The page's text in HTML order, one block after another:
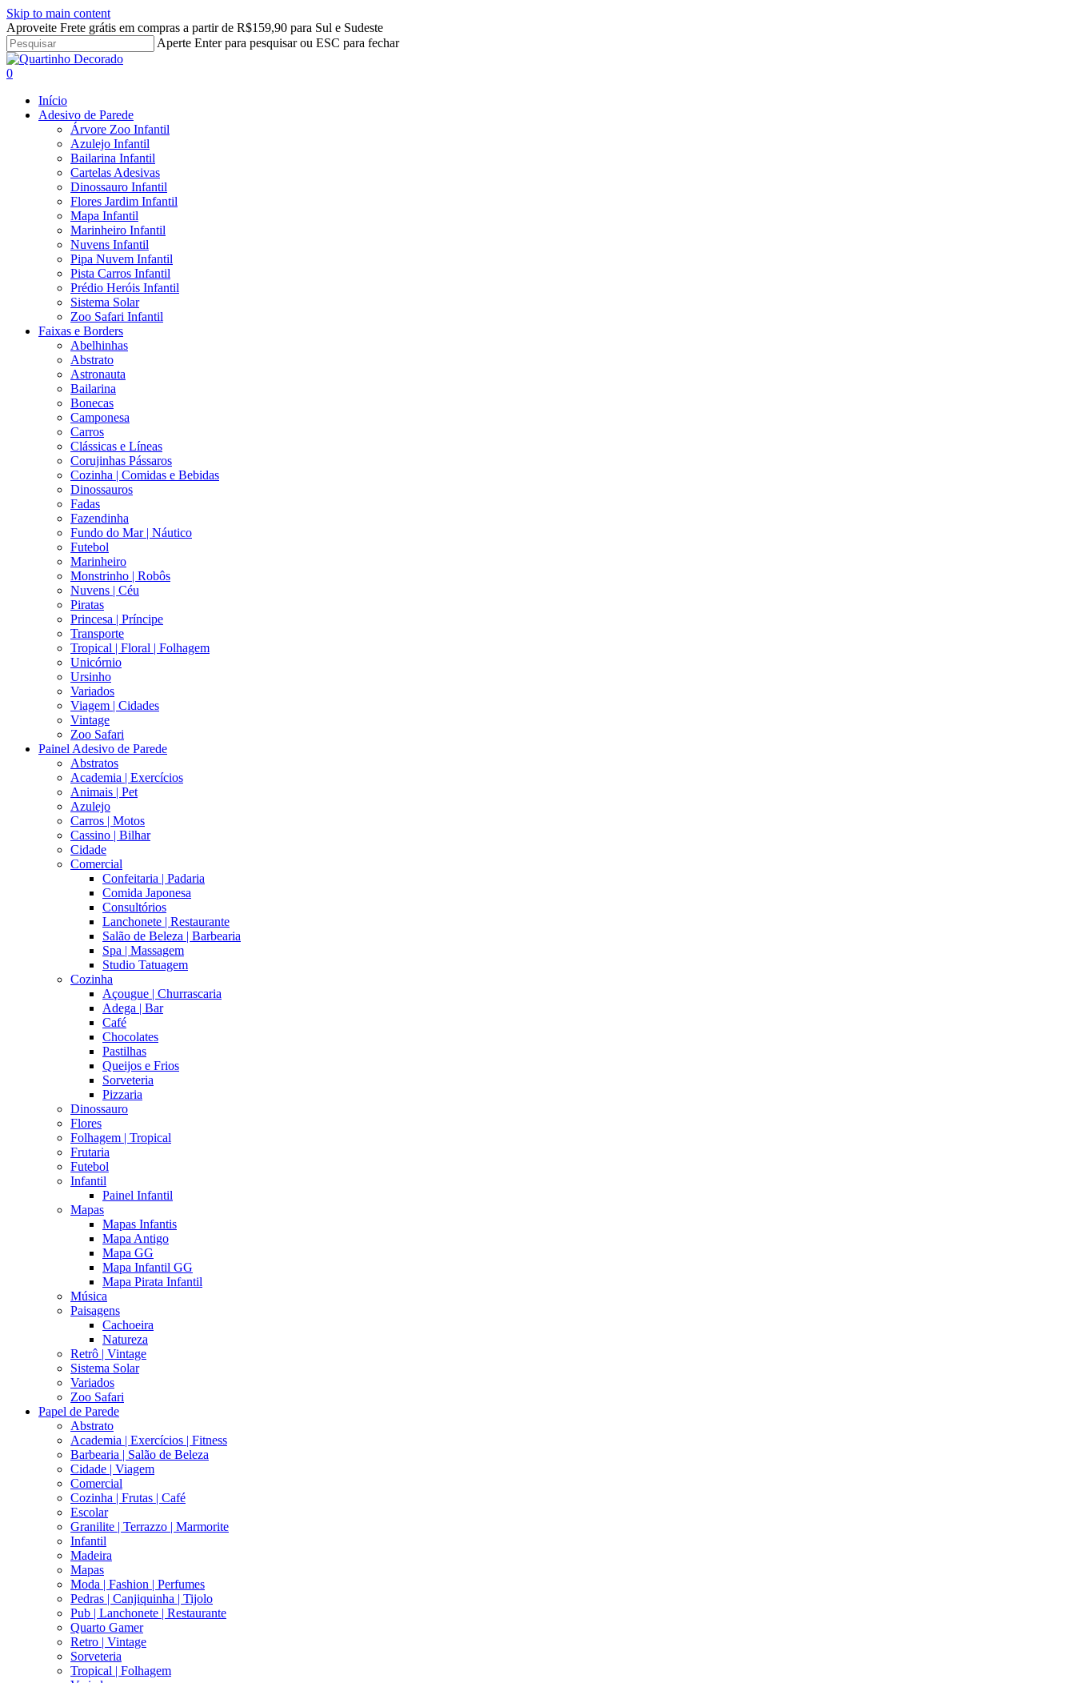
Skip to main content
Aproveite Frete grátis em compras a partir de R$159,90 para Sul e Sudeste
Aperte Enter para pesquisar ou ESC para fechar
Close
Search
search
account
0
Início
Adesivo de Parede
Árvore Zoo Infantil
Azulejo Infantil
Bailarina Infantil
Cartelas Adesivas
Dinossauro Infantil
Flores Jardim Infantil
Mapa Infantil
Marinheiro Infantil
Nuvens Infantil
Pipa Nuvem Infantil
Pista Carros Infantil
Prédio Heróis Infantil
Sistema Solar
Zoo Safari Infantil
Faixas e Borders
Abelhinhas
Abstrato
Astronauta
Bailarina
Bonecas
Camponesa
Carros
Clássicas e Líneas
Corujinhas Pássaros
Cozinha | Comidas e Bebidas
Dinossauros
Fadas
Fazendinha
Fundo do Mar | Náutico
Futebol
Marinheiro
Monstrinho | Robôs
Nuvens | Céu
Piratas
Princesa | Príncipe
Transporte
Tropical | Floral | Folhagem
Unicórnio
Ursinho
Variados
Viagem | Cidades
Vintage
Zoo Safari
Painel Adesivo de Parede
Abstratos
Academia | Exercícios
Animais | Pet
Azulejo
Carros | Motos
Cassino | Bilhar
Cidade
Comercial
Confeitaria | Padaria
Comida Japonesa
Consultórios
Lanchonete | Restaurante
Salão de Beleza | Barbearia
Spa | Massagem
Studio Tatuagem
Cozinha
Açougue | Churrascaria
Adega | Bar
Café
Chocolates
Pastilhas
Queijos e Frios
Sorveteria
Pizzaria
Dinossauro
Flores
Folhagem | Tropical
Frutaria
Futebol
Infantil
Painel Infantil
Mapas
Mapas Infantis
Mapa Antigo
Mapa GG
Mapa Infantil GG
Mapa Pirata Infantil
Música
Paisagens
Cachoeira
Natureza
Retrô | Vintage
Sistema Solar
Variados
Zoo Safari
Papel de Parede
Abstrato
Academia | Exercícios | Fitness
Barbearia | Salão de Beleza
Cidade | Viagem
Comercial
Cozinha | Frutas | Café
Escolar
Granilite | Terrazzo | Marmorite
Infantil
Madeira
Mapas
Moda | Fashion | Perfumes
Pedras | Canjiquinha | Tijolo
Pub | Lanchonete | Restaurante
Quarto Gamer
Retro | Vintage
Sorveteria
Tropical | Folhagem